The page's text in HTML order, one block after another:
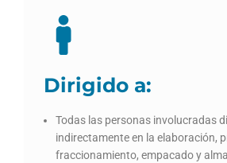
Dirigido a:
Todas las personas involucradas
indirectamente en la elaboración,
fraccionamiento, empacado y